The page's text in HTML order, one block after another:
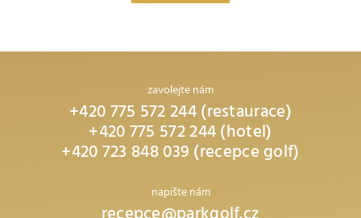
zavolejte nám
+420 775 572 244 (restaurace)
+420 775 572 244 (hotel)
+420 723 848 039 (recepce golf)
napište nám